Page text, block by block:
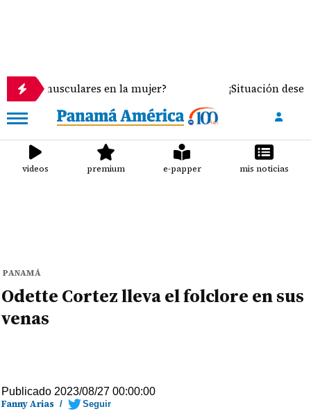
en la mujer? ¡Situación desesperante!
videos premium e-papper mis noticias
PANAMÁ
Odette Cortez lleva el folclore en sus
venas
Publicado 2023/08/27 00:00:00
Fanny Arias / Seguir